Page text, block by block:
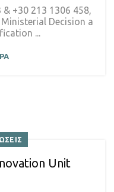
& +30 213 1306 458,
Decision a
...
Unit